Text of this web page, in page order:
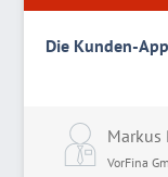
Die Kunden-
Markus
VorFina